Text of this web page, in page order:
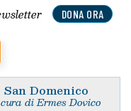
DONA ORA
San Domenico
di Ermes Dovico